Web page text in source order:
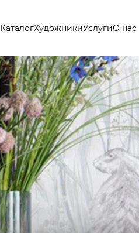
КаталогХудожникиУслугиО нас